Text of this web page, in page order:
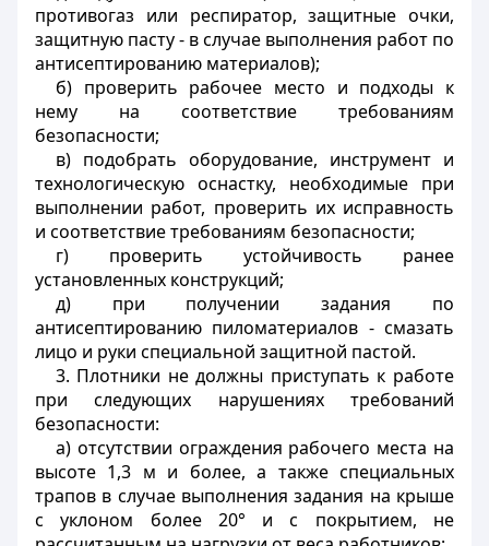
противогаз или респиратор, защитные очки,
защитную пасту - в случае выполнения работ по
антисептированию материалов);
б) проверить рабочее место и подходы к
нему на соответствие требованиям
безопасности;
в) подобрать оборудование, инструмент и
технологическую оснастку, необходимые при
выполнении работ, проверить их исправность
и соответствие требованиям безопасности;
г) проверить устойчивость ранее
установленных конструкций;
д) при получении задания по
антисептированию пиломатериалов - смазать
лицо и руки специальной защитной пастой.
3. Плотники не должны приступать к работе
при следующих нарушениях требований
безопасности:
а) отсутствии ограждения рабочего места на
высоте 1,3 м и более, а также специальных
трапов в случае выполнения задания на крыше
с уклоном более 20° и с покрытием, не